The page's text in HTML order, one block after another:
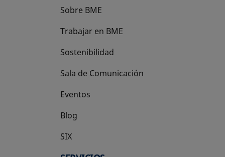
Sobre BME
Trabajar en BME
Sostenibilidad
Sala de Comunicación
Eventos
Blog
SIX
se abre en una pestaña nueva